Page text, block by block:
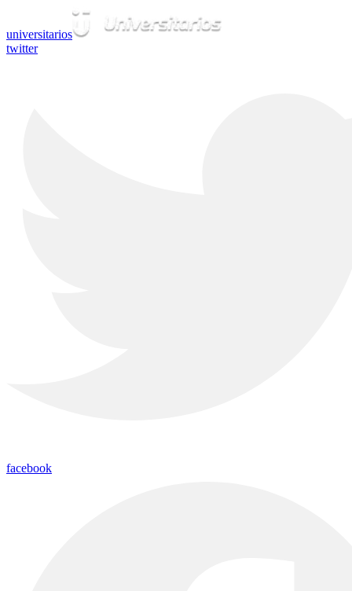
universitarios
twitter
facebook